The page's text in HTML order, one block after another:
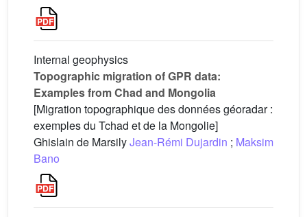
Internal geophysics
Topographic migration of GPR data:
Examples from Chad and Mongolia
[Migration topographique des données géoradar :
exemples du Tchad et de la Mongolie]
Ghislain de MarsilyJean-Rémi Dujardin ; Maksim
Bano